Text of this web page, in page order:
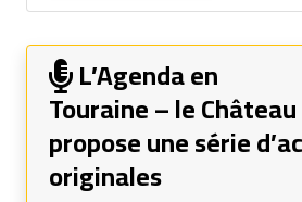
L’Agenda en
Touraine – le
propose une série
originales